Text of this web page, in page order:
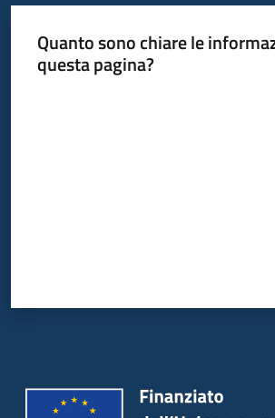
Quanto sono chiare le
questa pagina?